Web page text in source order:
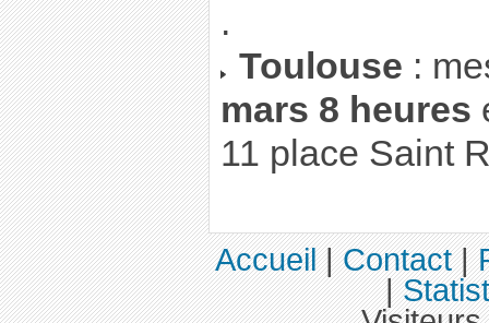
.
Toulouse :
mars 8 heures
11 place Saint
Accueil|Contact|
|